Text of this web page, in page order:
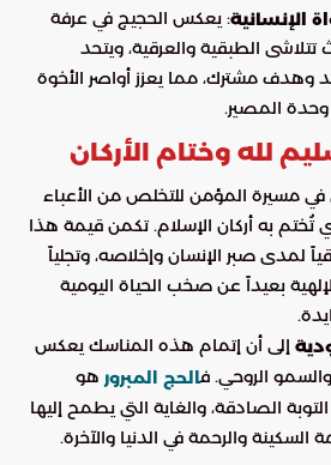
الإنسانية: يعكس الحجيج في عرفة
تتلاشى الطبقية والعرقية، ويتحد
وهدف مشترك، مما يعزز أواصر الأخوة
وحدة المصير.
لله وختام الأركان
في مسيرة المؤمن للتخلص من الأعباء
تُختم به أركان الإسلام. تكمن قيمة هذا
لمدى صبر الإنسان وإخلاصه، وتجلياً
بعيداً عن صخب الحياة اليومية
إلى أن إتمام هذه المناسك يعكس
والسمو الروحي. فالحج المبرور هو
الصادقة، والغاية التي يطمح إليها
والرحمة في الدنيا والآخرة.